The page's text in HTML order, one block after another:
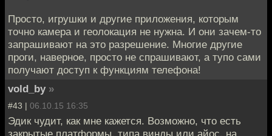
Просто, игрушки и другие приложения, которым
точно камера и геолокация не нужна. И они зачем-то
запрашивают на это разрешение. Многие другие
проги, наверное, просто не спрашивают, а тупо сами
получают доступ к функциям телефона!
vold_by »
#43 | 06.10.15 16:35
Эдик чудит, как мне кажется. Возможно, что есть
закрытые платформы, типа винды или айос, на